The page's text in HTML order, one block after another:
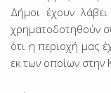
Δήμοι έχουν
χρηματοδοτηθούν
ότι η περιοχή μας
εκ των οποίων στην